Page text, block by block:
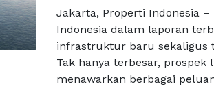
Jakarta, Properti Indonesia
Indonesia dalam laporan
infrastruktur baru sekaligus
Tak hanya terbesar,
menawarkan berbagai